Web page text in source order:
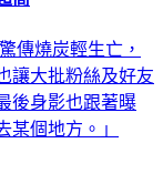
傳燒炭輕生亡，
讓大批粉絲及好友
後身影也跟著曝
個地方。」